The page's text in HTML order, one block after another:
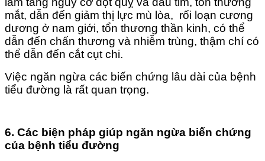
mắt, dẫn đến giảm thị lực mù lòa, rối loạn cương
dương ở nam giới, tổn thương thần kinh, có thể
dẫn đến chấn thương và nhiễm trùng, thậm chí có
thể dẫn đến cắt cụt chi.
Việc ngăn ngừa các biến chứng lâu dài của bệnh
tiểu đường là rất quan trọng.
6. Các biện pháp giúp ngăn ngừa biến chứng
của bệnh tiểu đường